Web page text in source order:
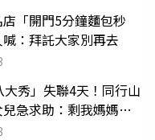
「開門5分鐘麵包秒
：拜託大家別再去
秀」失聯4天！同行山
急求助：剩我媽媽還